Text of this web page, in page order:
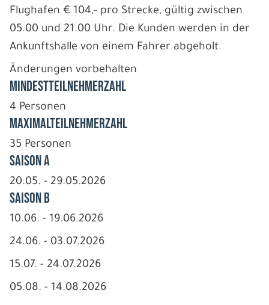
Flughafen € 104,- pro Strecke, gültig zwischen
05.00 und 21.00 Uhr. Die Kunden werden in der
Ankunftshalle von einem Fahrer abgeholt.
Änderungen vorbehalten
Mindestteilnehmerzahl
4 Personen
Maximalteilnehmerzahl
35 Personen
Saison A
20.05. - 29.05.2026
Saison B
10.06. - 19.06.2026
24.06. - 03.07.2026
15.07. - 24.07.2026
05.08. - 14.08.2026